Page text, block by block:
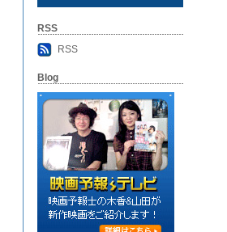
RSS
RSS
Blog